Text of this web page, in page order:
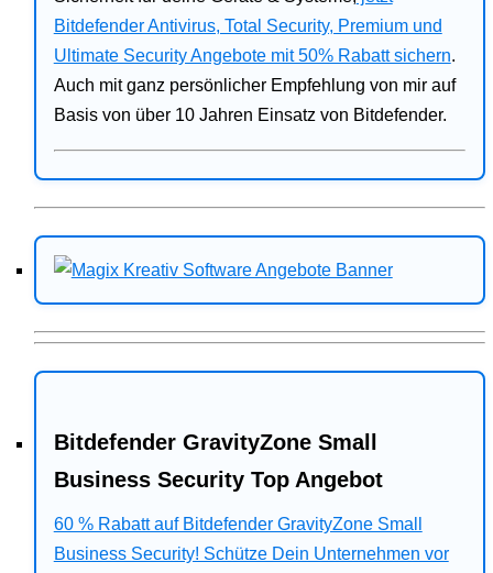
Bitdefender Antivirus, Total Security, Premium und
Ultimate Security Angebote mit 50% Rabatt sichern.
Auch mit ganz persönlicher Empfehlung von mir auf
Basis von über 10 Jahren Einsatz von Bitdefender.
Bitdefender GravityZone Small
Business Security Top Angebot
60 % Rabatt auf Bitdefender GravityZone Small
Business Security! Schütze Dein Unternehmen vor